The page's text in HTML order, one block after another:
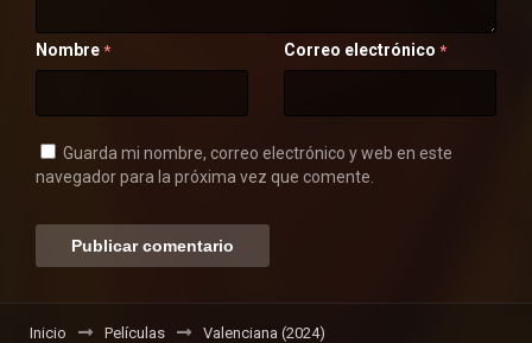
Nombre * Correo electrónico *
Guarda mi nombre, correo electrónico y web en este
navegador para la próxima vez que comente.
Inicio Películas Valenciana (2024)